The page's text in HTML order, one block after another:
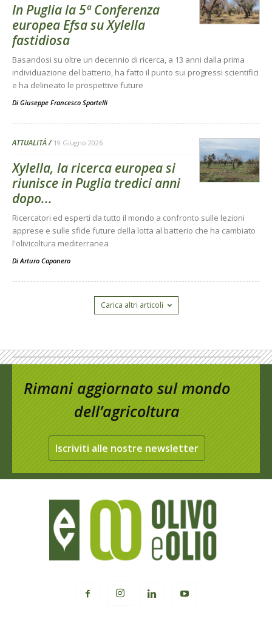
In Puglia la 5ª Conferenza
europea Efsa su Xylella
fastidiosa
Basandosi su oltre un decennio di ricerca, a 13 anni dalla prima
individuazione del batterio, ha fatto il punto sui progressi scientifici
e ha delineato le prospettive future
Di Giuseppe Francesco Sportelli
ATTUALITÀ 19 Giugno 2026
Xylella, la ricerca europea si
riunisce in Puglia tredici anni
dopo...
Ricercatori ed esperti da tutto il mondo a confronto sulle lezioni
apprese e sulle sfide future della lotta al batterio che ha cambiato
l'olivicoltura mediterranea
Di Arturo Caponero
Carica altri articoli
Rimani aggiornato sul mondo
dell’agricoltura
Iscriviti alle nostre newsletter